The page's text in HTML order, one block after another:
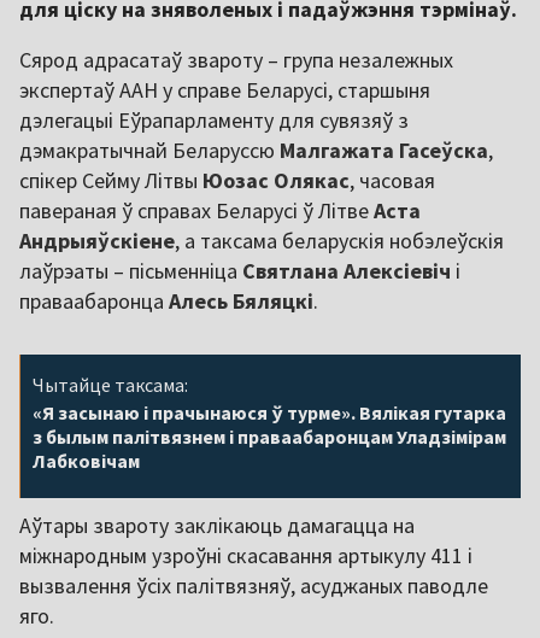
для ціску на зняволеных і падаўжэння тэрмінаў.
Сярод адрасатаў звароту – група незалежных
экспертаў ААН у справе Беларусі, старшыня
дэлегацыі Еўрапарламенту для сувязяў з
дэмакратычнай Беларуссю Малгажата Гасеўска,
спікер Сейму Літвы Юозас Олякас, часовая
павераная ў справах Беларусі ў ЛітвеАста
Андрыяўскіене, а таксама беларускія нобэлеўскія
лаўрэаты – пісьменніца Святлана Алексіевіч і
праваабаронца Алесь Бяляцкі.
Чытайце таксама:
«Я засынаю і прачынаюся ў турме». Вялікая гутарка
з былым палітвязнем і праваабаронцам Уладзімірам
Лабковічам
Аўтары звароту заклікаюць дамагацца на
міжнародным узроўні скасавання артыкулу 411 і
вызвалення ўсіх палітвязняў, асуджаных паводле
яго.